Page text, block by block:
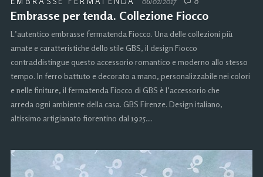
Embrasse per tenda. Collezione Fiocco
L’autentico embrasse fermatenda Fiocco. Una delle collezioni più
amate e caratteristiche dello stile GBS, il design Fiocco
contraddistingue questo accessorio romantico e moderno allo stesso
tempo. In ferro battuto e decorato a mano, personalizzabile nei colori
e nelle finiture, il fermatenda Fiocco di GBS è l’accessorio che
arreda ogni ambiente della casa. GBS Firenze. Design italiano,
altissimo artigianato fiorentino dal 1925….